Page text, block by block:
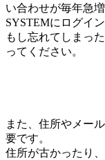
い合わせが毎年急
SYSTEMにログイ
もし忘れてしまっ
ってください。
また、住所やメー
要です。
住所が古かったり